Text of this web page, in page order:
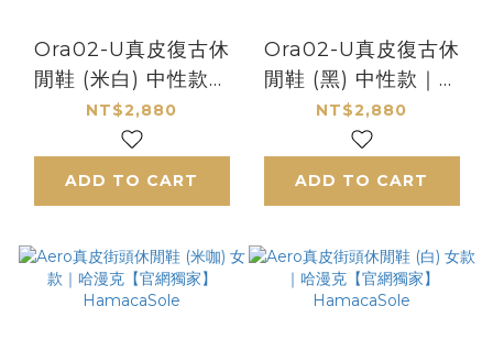
Ora02-U真皮復古休
閒鞋 (米白) 中性款｜
哈漫克【官網獨家】
HamacaSole
NT$2,880
ADD TO CART
Ora02-U真皮復古休
閒鞋 (黑) 中性款｜哈
漫克【官網獨家】
HamacaSole
NT$2,880
ADD TO CART